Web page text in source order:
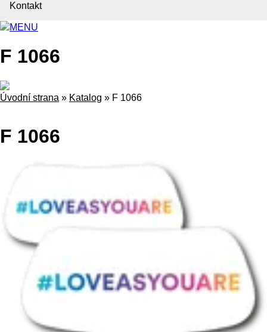
Kontakt
MENU
F 1066
Úvodní strana » Katalog » F 1066
F 1066